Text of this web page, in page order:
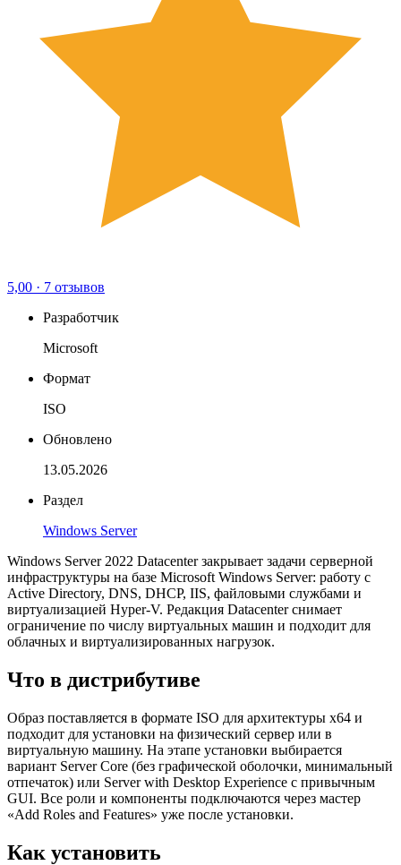
5,00 · 7 отзывов
Разработчик
Microsoft
Формат
ISO
Обновлено
13.05.2026
Раздел
Windows Server
Windows Server 2022 Datacenter закрывает задачи серверной
инфраструктуры на базе Microsoft Windows Server: работу с
Active Directory, DNS, DHCP, IIS, файловыми службами и
виртуализацией Hyper-V. Редакция Datacenter снимает
ограничение по числу виртуальных машин и подходит для
облачных и виртуализированных нагрузок.
Что в дистрибутиве
Образ поставляется в формате ISO для архитектуры x64 и
подходит для установки на физический сервер или в
виртуальную машину. На этапе установки выбирается
вариант Server Core (без графической оболочки, минимальный
отпечаток) или Server with Desktop Experience с привычным
GUI. Все роли и компоненты подключаются через мастер
«Add Roles and Features» уже после установки.
Как установить